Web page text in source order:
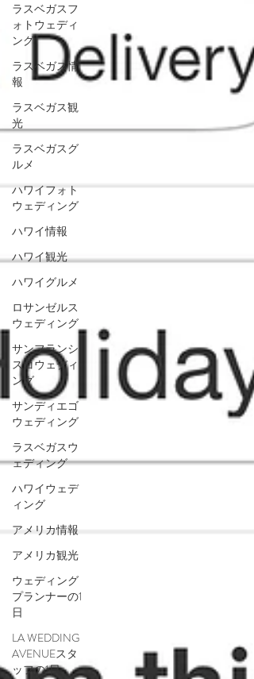
ラスベガスフ
ォトウェディ
ング
ラスベガス情
報
ラスベガス観
光
ラスベガスグ
ルメ
ハワイフォト
ウェディング
ハワイ情報
ハワイ観光
ハワイグルメ
ロサンゼルス
ウェディング
サンフランシ
スコウェディ
ング
サンディエゴ
ウェディング
ラスベガスウ
ェディング
ハワイウェデ
ィング
アメリカ情報
アメリカ観光
ウェディング
プランナーの1
日
LA WEDDING
AVENUEスタ
ッフの1日